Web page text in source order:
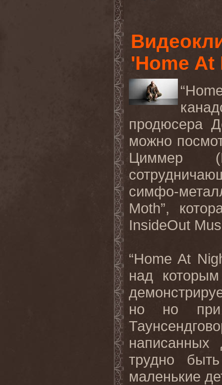
'Home At
продюсера
можно
Циммер
симфо-
Moth”,
InsideOut
“Home At
над
но но при
трудно
маленькие